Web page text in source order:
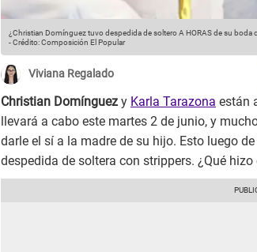
¿Christian Domínguez tuvo despedida de soltero A HORAS de su boda
-Crédito: Composición El Popular
Viviana Regalado
Christian Domínguez y Karla Tarazona están
llevará a cabo este martes 2 de junio, y
darle el sí a la madre de su hijo. Esto luego
despedida de soltera con strippers. ¿Qué